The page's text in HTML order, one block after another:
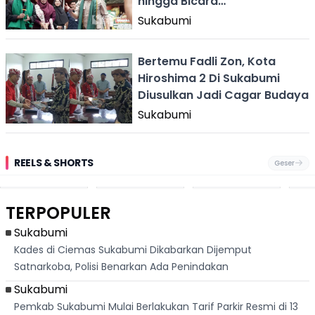
Pengembangan Budaya
Lokal
Sukabumi
Bertemu Fadli Zon, Kota
Hiroshima 2 Di Sukabumi
Diusulkan Jadi Cagar Budaya
Sukabumi
REELS & SHORTS Geser
Pantai
Dari
Palabuhanratu
TERPOPULER
Sukabumi
Kades di Ciemas Sukabumi Dikabarkan Dijemput
Satnarkoba, Polisi Benarkan Ada Penindakan
Sukabumi
Pemkab Sukabumi Mulai Berlakukan Tarif Parkir Resmi di 13